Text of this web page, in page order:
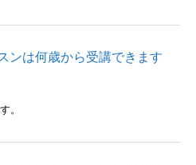
ンは何歳から受講できます
。